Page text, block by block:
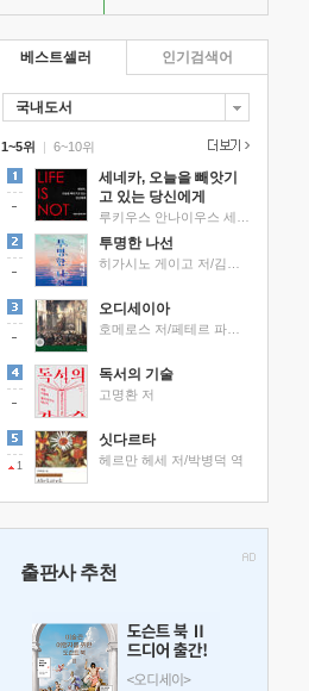
베스트셀러
국내도서
1~5위 |
세네카, 오늘을 빼앗기
고 있는 당신에게
투명한 나선
오디세이아
독서의 기술
고명환 저
1
싯다르타
헤르만 헤세 저/박병덕 역
6~10위
인기검색어
출판사 추천